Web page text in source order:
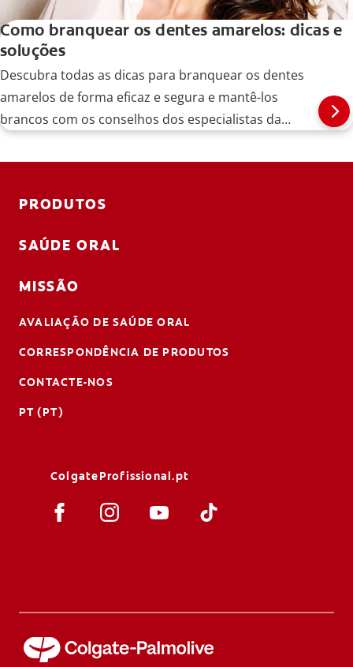
Como branquear os dentes amarelos: dicas e
soluções
Descubra todas as dicas para branquear os dentes
amarelos de forma eficaz e segura e mantê-los
brancos com os conselhos dos especialistas da
PRODUTOS
SAÚDE ORAL
MISSÃO
AVALIAÇÃO DE SAÚDE ORAL
CORRESPONDÊNCIA DE PRODUTOS
CONTACTE-NOS
PT (PT)
ColgateProfissional.pt